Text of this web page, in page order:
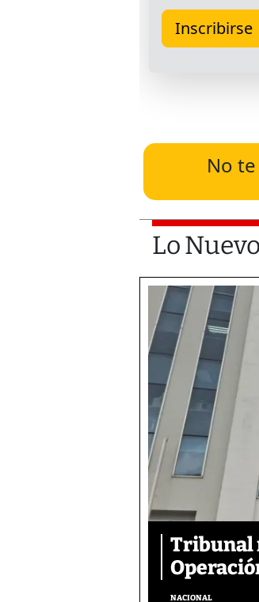
No
Lo Nuevo
Tribunal
NACIONAL